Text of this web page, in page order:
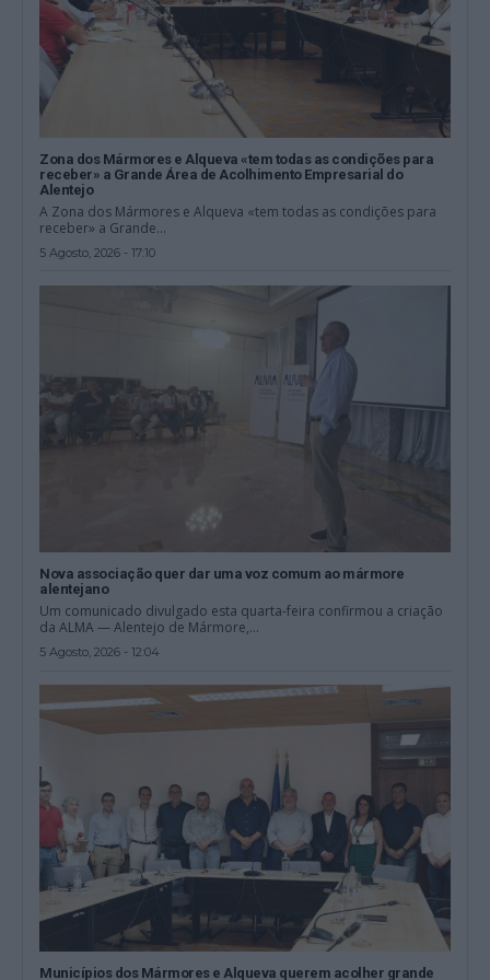
Zona dos Mármores e Alqueva «tem todas as condições para
receber» a Grande Área de Acolhimento Empresarial do
Alentejo
A Zona dos Mármores e Alqueva «tem todas as condições para
receber» a Grande...
5 Agosto, 2026 - 17:10
Nova associação quer dar uma voz comum ao mármore
alentejano
Um comunicado divulgado esta quarta-feira confirmou a criação
da ALMA — Alentejo de Mármore,...
5 Agosto, 2026 - 12:04
Municípios dos Mármores e Alqueva querem acolher grande